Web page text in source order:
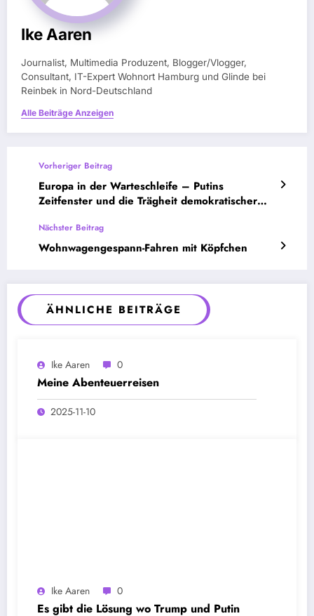
Ike Aaren
Journalist, Multimedia Produzent, Blogger/Vlogger,
Consultant, IT-Expert Wohnort Hamburg und Glinde bei
Reinbek in Nord-Deutschland
Alle Beiträge Anzeigen
Vorheriger Beitrag
Europa in der Warteschleife – Putins
Zeitfenster und die Trägheit demokratischer
Nächster Beitrag
Wohnwagengespann-Fahren mit Köpfchen
ÄHNLICHE BEITRÄGE
Ike Aaren 0
Meine Abenteuerreisen
2025-11-10
Ike Aaren 0
Es gibt die Lösung wo Trump und Putin